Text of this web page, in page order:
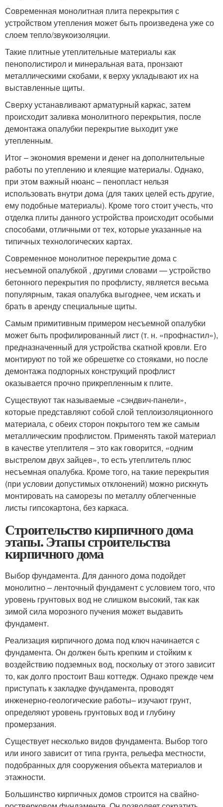
Современная монолитная плита перекрытия с
устройством утепления может быть произведена уже со
слоем тепло/звукоизоляции.
Такие плитные утеплительные материалы как
пенополистирол и минеральная вата, пронзают
металлическими скобами, к верху укладывают их на
выставленные щиты.
Сверху устанавливают арматурный каркас, затем
происходит заливка монолитного перекрытия, после
демонтажа опалубки перекрытие выходит уже
утепленным.
Итог – экономия времени и денег на дополнительные
работы по утеплению и клеящие материалы. Однако,
при этом важный нюанс – пенопласт нельзя
использовать внутри дома (для таких целей есть другие,
ему подобные материалы). Кроме того стоит учесть, что
отделка плиты данного устройства происходит особыми
способами, отличными от тех, которые указанные на
типичных технологических картах.
Современное монолитное перекрытие дома с
несъемной опалубкой , другими словами — устройство
бетонного перекрытия по профлисту, является весьма
популярным, такая опалубка выгоднее, чем искать и
брать в аренду специальные щиты.
Самым примитивным примером несъемной опалубки
может быть профилированный лист (т. н. «профнастил»),
предназначенный для устройства скатной кровли. Его
монтируют по той же обрешетке со стояками, но после
демонтажа подпорных конструкций профлист
оказывается прочно прикрепленным к плите.
Существуют так называемые «сэндвич-панели»,
которые представляют собой слой теплоизоляционного
материала, с обеих сторон покрытого тем же самым
металлическим профлистом. Применять такой материал
в качестве утеплителя – это как говорится, «одним
выстрелом двух зайцев», то есть утеплитель плюс
несъемная опалубка. Кроме того, на такие перекрытия
(при условии допустимых отклонений) можно рискнуть
монтировать на саморезы по металлу облегченные
листы гипсокартона, без каркаса.
Строительство кирпичного дома
этапы. Этапы строительствa
кирпичного дома
Выбор фундамента. Для данного дома подойдет
монолитно – ленточный фундамент с условием того, что
уровень грунтовых вод не слишком высокий, так как
зимой сила морозного пучения может выдавить
фундамент.
Реализация кирпичного дома под ключ начинается с
фундамента. Он должен быть крепким и стойким к
воздействию подземных вод, поскольку от этого зависит
то, как долго простоит Ваш коттедж. Однако прежде чем
приступать к закладке фундамента, проводят
инженерно-геологические работы– изучают грунт,
определяют уровень грунтовых вод и глубину
промерзания.
Существует несколько видов фундамента. Выбор того
или иного зависит от типа грунта, рельефа местности,
подобранных для сооружения объекта материалов и
этажности.
Большинство кирпичных домов строится на свайно-